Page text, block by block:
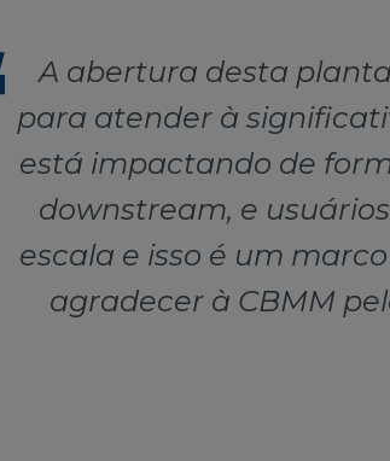
A abertura desta
para atender à
está impactando de
downstream, e
escala e isso é um
agradecer à CBMM